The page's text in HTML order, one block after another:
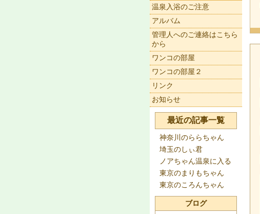
温泉入浴のご注意
アルバム
管理人へのご連絡はこちら
から
ワンコの部屋
ワンコの部屋２
リンク
お知らせ
最近の記事一覧
神奈川のららちゃん
埼玉のしぃ君
ノアちゃん温泉に入る
東京のまりもちゃん
東京のころんちゃん
ブログ